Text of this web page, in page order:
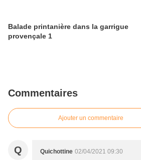
Balade printanière dans la garrigue
provençale 1
Commentaires
Ajouter un commentaire
Q Quichottine 02/04/2021 09:30